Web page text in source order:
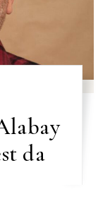
da